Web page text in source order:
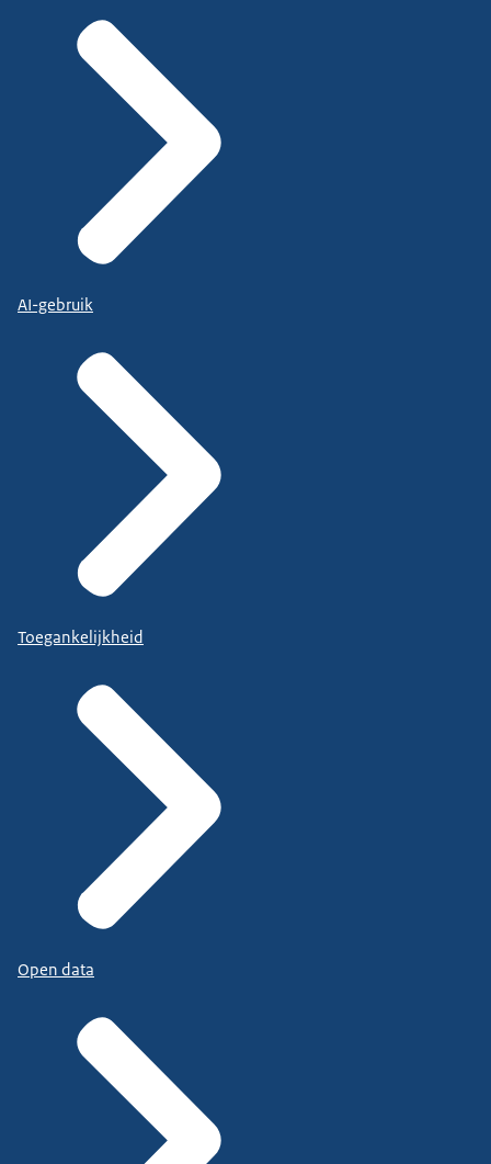
AI-gebruik
Toegankelijkheid
Open data